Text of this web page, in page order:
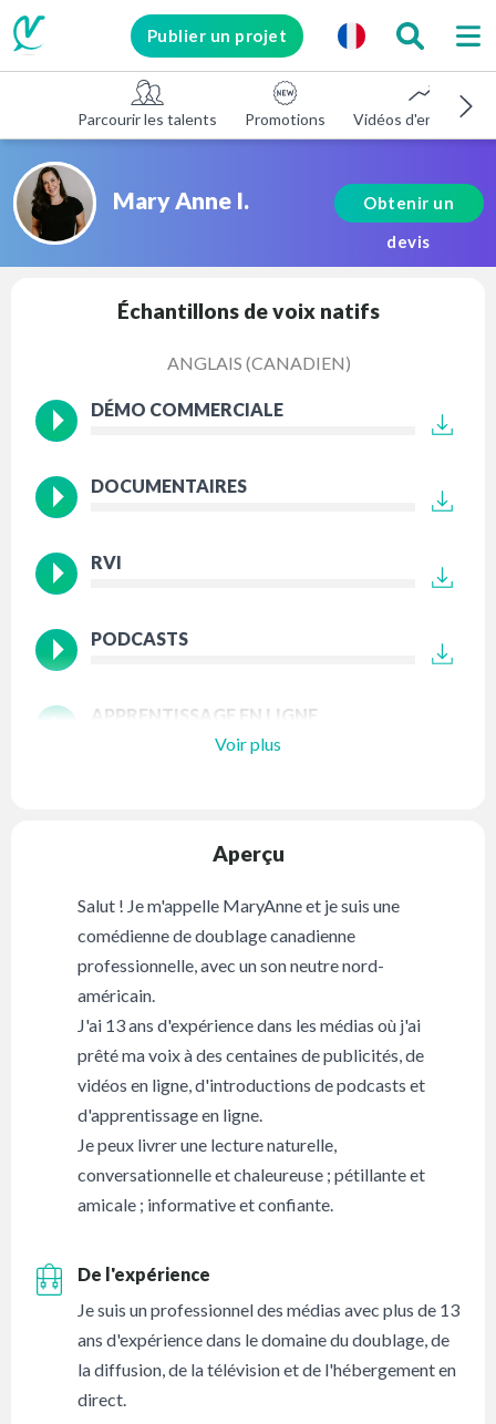
Publier un projet
Parcourir les talents Promotions Vidéos d'entreprise
Mary Anne I.
Obtenir un
devis
Échantillons de voix natifs
ANGLAIS (CANADIEN)
DÉMO COMMERCIALE
DOCUMENTAIRES
RVI
PODCASTS
APPRENTISSAGE EN LIGNE
Voir plus
Aperçu
Salut ! Je m'appelle MaryAnne et je suis une
comédienne de doublage canadienne
professionnelle, avec un son neutre nord-
américain.
J'ai 13 ans d'expérience dans les médias où j'ai
prêté ma voix à des centaines de publicités, de
vidéos en ligne, d'introductions de podcasts et
d'apprentissage en ligne.
Je peux livrer une lecture naturelle,
conversationnelle et chaleureuse ; pétillante et
amicale ; informative et confiante.
De l'expérience
Je suis un professionnel des médias avec plus de 13
ans d'expérience dans le domaine du doublage, de
la diffusion, de la télévision et de l'hébergement en
direct.